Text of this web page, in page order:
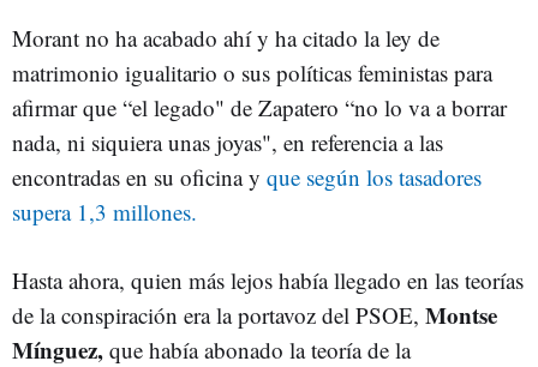
Morant no ha acabado ahí y ha citado la ley de
matrimonio igualitario o sus políticas feministas para
afirmar que “el legado" de Zapatero “no lo va a borrar
nada, ni siquiera unas joyas", en referencia a las
encontradas en su oficina y que según los tasadores
supera 1,3 millones.
Hasta ahora, quien más lejos había llegado en las teorías
de la conspiración era la portavoz del PSOE, Montse
Mínguez, que había abonado la teoría de la